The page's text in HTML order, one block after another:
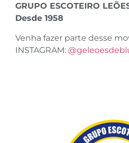
GRUPO ESCOTEIRO
Desde 1958
Venha fazer parte desse
INSTAGRAM: